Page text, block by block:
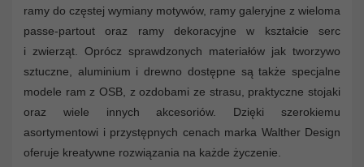
ramy do częstej wymiany motywów, ramy galeryjne z wieloma
passe-partout oraz ramy dekoracyjne w kształcie serc
i zwierząt. Oprócz sprawdzonych materiałów jak tworzywo
sztuczne, aluminium i drewno dostępne są także specjalne
modele ram z OSB, z ozdobami ze strasu, praktyczne stojaki
oraz wiele innych akcesoriów. Dzięki szerokiemu
asortymentowi i przystępnych cenach marka Walther Design
oferuje kreatywne rozwiązania na każde życzenie.